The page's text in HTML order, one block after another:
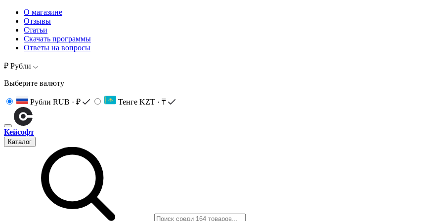
О магазине
Отзывы
Статьи
Скачать программы
Ответы на вопросы
₽ Рубли
Выберите валюту
Рубли RUB · ₽ Тенге KZT · ₸
Кейсофт
Каталог